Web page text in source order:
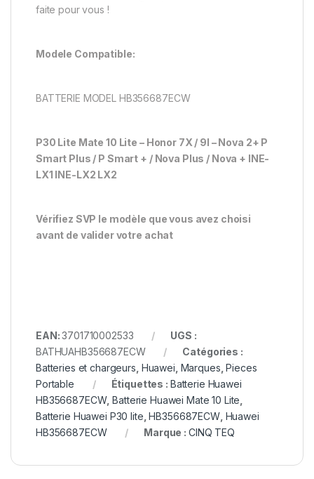
faite pour vous !
Modele Compatible:
BATTERIE MODEL HB356687ECW
P30 Lite Mate 10 Lite – Honor 7X / 9I – Nova 2+ P
Smart Plus / P Smart + / Nova Plus / Nova + INE-
LX1 INE-LX2 LX2
Vérifiez SVP le modèle que vous avez choisi
avant de valider votre achat
EAN:3701710002533
UGS :
BATHUAHB356687ECW
Catégories :
Batteries et chargeurs Huawei Marques ,Pieces
Portable
Étiquettes : Batterie Huawei
HB356687ECW,Batterie Huawei Mate 10 Lite
Batterie Huawei P30 lite ,HB356687ECW, Huawei
HB356687ECW
Marque : CINQ TEQ